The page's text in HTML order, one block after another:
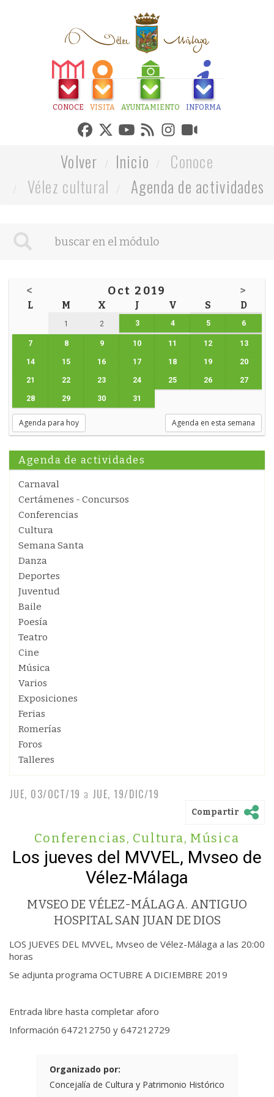
CONOCE VISITA AYUNTAMIENTO INFORMA
Volver Inicio
Conoce
Vélez cultural
Agenda de actividades
< Oct 2019 >
L M X J V S D
1 2 3 4 5 6
7 8 9 10 11 12 13
14 15 16 17 18 19 20
21 22 23 24 25 26 27
28 29 30 31
Agenda para hoy Agenda en esta semana
Agenda de actividades
Carnaval
Certámenes - Concursos
Conferencias
Cultura
Semana Santa
Danza
Deportes
Juventud
Baile
Poesía
Teatro
Cine
Música
Varios
Exposiciones
Ferias
Romerías
Foros
Talleres
JUE, 03/OCT/19 a JUE, 19/DIC/19
Compartir
Conferencias, Cultura, Música
Los jueves del MVVEL, Mvseo de
Vélez-Málaga
MVSEO DE VÉLEZ-MÁLAGA. ANTIGUO
HOSPITAL SAN JUAN DE DIOS
LOS JUEVES DEL MVVEL, Mvseo de Vélez-Málaga a las 20:00
horas
Se adjunta programa OCTUBRE A DICIEMBRE 2019
Entrada libre hasta completar aforo
Información 647212750 y 647212729
Organizado por:
Concejalía de Cultura y Patrimonio Histórico